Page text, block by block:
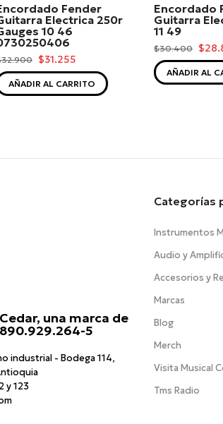
Fender
Electrica 250r
10 46
$31.255
AÑADIR AL CARRITO
Encordado
Guitarra
11 49
$30.400
AÑADIR AL
una marca de
5
industrial - Bodega 114,
y 123
Categorías
Instrumentos
Audio y
Accesorios y
Marcas
Blog
Merch
Visita Musical
Tms Radio